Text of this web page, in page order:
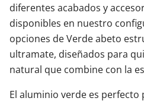
diferentes acabados y
disponibles en nuestro
opciones de Verde abeto
ultramate, diseñados para
natural que combine con la
El aluminio verde es perfecto